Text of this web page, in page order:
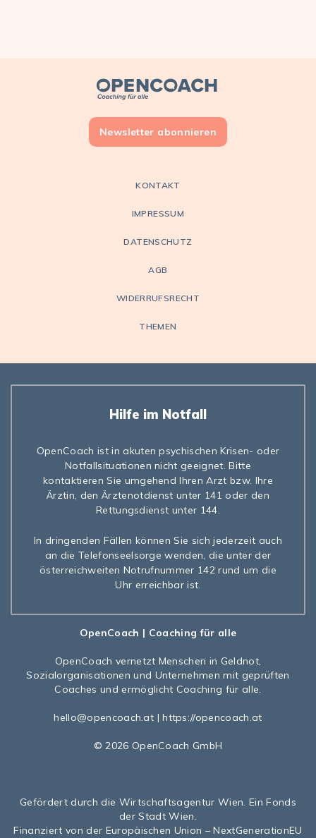
Open Coach
KONTAKT
IMPRESSUM
DATENSCHUTZ
AGB
WIDERRUFSRECHT
THEMEN
Newsletter abonnieren
Hilfe im Notfall
OpenCoach ist in akuten psychischen Krisen- oder
Notfallsituationen nicht geeignet. Bitte
kontaktieren Sie umgehend Ihren Arzt bzw. Ihre
Ärztin, den Ärztenotdienst unter 141 oder den
Rettungsdienst unter 144.
In dringenden Fällen können Sie sich jederzeit auch
an die Telefonseelsorge wenden, die unter der
österreichweiten Notrufnummer 142 rund um die
Uhr erreichbar ist.
OpenCoach | Coaching für alle
OpenCoach vernetzt Menschen in Geldnot,
Sozialorganisationen und Unternehmen mit geprüften
Coaches und ermöglicht Coaching für alle.
hello@opencoach.at |https://opencoach.at
© 2026 OpenCoach GmbH
Gefördert durch die Wirtschaftsagentur Wien. Ein Fonds
der Stadt Wien.
Finanziert von der Europäischen Union – NextGenerationEU